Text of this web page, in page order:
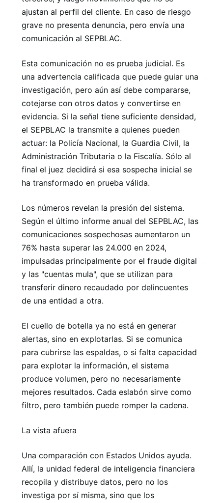
ajustan al perfil del cliente. En caso de riesgo
grave no presenta denuncia, pero envía una
comunicación al SEPBLAC.
Esta comunicación no es prueba judicial. Es
una advertencia calificada que puede guiar una
investigación, pero aún así debe compararse,
cotejarse con otros datos y convertirse en
evidencia. Si la señal tiene suficiente densidad,
el SEPBLAC la transmite a quienes pueden
actuar: la Policía Nacional, la Guardia Civil, la
Administración Tributaria o la Fiscalía. Sólo al
final el juez decidirá si esa sospecha inicial se
ha transformado en prueba válida.
Los números revelan la presión del sistema.
Según el último informe anual del SEPBLAC, las
comunicaciones sospechosas aumentaron un
76% hasta superar las 24.000 en 2024,
impulsadas principalmente por el fraude digital
y las "cuentas mula", que se utilizan para
transferir dinero recaudado por delincuentes
de una entidad a otra.
El cuello de botella ya no está en generar
alertas, sino en explotarlas. Si se comunica
para cubrirse las espaldas, o si falta capacidad
para explotar la información, el sistema
produce volumen, pero no necesariamente
mejores resultados. Cada eslabón sirve como
filtro, pero también puede romper la cadena.
La vista afuera
Una comparación con Estados Unidos ayuda.
Allí, la unidad federal de inteligencia financiera
recopila y distribuye datos, pero no los
investiga por sí misma, sino que los